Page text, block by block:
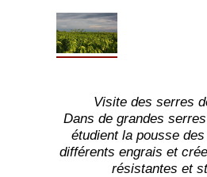
Visite des serres
Dans de grandes
étudient la pousse
différents engrais et
résistantes et